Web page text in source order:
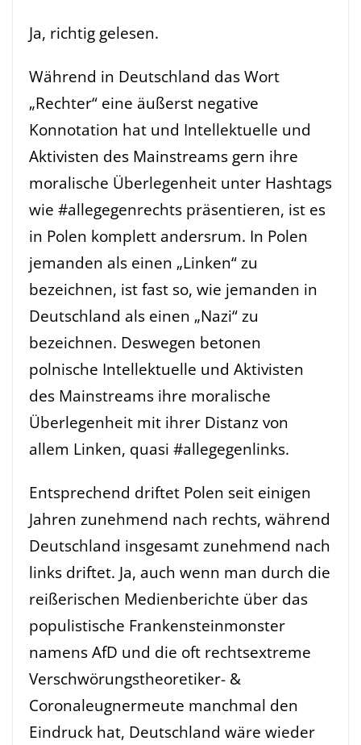
Ja, richtig gelesen.
Während in Deutschland das Wort
„Rechter“ eine äußerst negative
Konnotation hat und Intellektuelle und
Aktivisten des Mainstreams gern ihre
moralische Überlegenheit unter Hashtags
wie #allegegenrechts präsentieren, ist es
in Polen komplett andersrum. In Polen
jemanden als einen „Linken“ zu
bezeichnen, ist fast so, wie jemanden in
Deutschland als einen „Nazi“ zu
bezeichnen. Deswegen betonen
polnische Intellektuelle und Aktivisten
des Mainstreams ihre moralische
Überlegenheit mit ihrer Distanz von
allem Linken, quasi #allegegenlinks.
Entsprechend driftet Polen seit einigen
Jahren zunehmend nach rechts, während
Deutschland insgesamt zunehmend nach
links driftet. Ja, auch wenn man durch die
reißerischen Medienberichte über das
populistische Frankensteinmonster
namens AfD und die oft rechtsextreme
Verschwörungstheoretiker- &
Coronaleugnermeute manchmal den
Eindruck hat, Deutschland wäre wieder